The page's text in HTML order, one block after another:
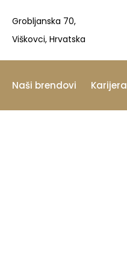
Grobljanska 70,
Viškovci, Hrvatska
Naši brendovi Karijera